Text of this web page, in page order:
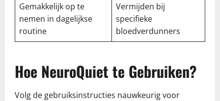
Gemakkelijk op te
nemen in dagelijkse
routine
Vermijden bij
specifieke
bloedverdunners
Hoe NeuroQuiet te Gebruiken?
Volg de gebruiksinstructies nauwkeurig voor